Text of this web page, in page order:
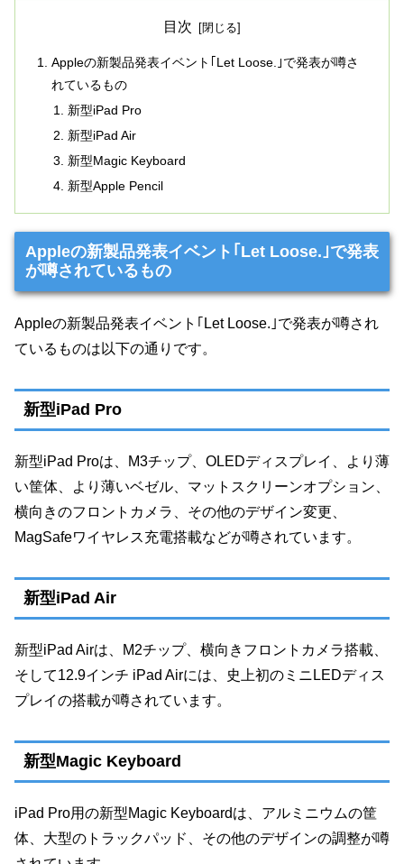
目次
Appleの新製品発表イベント｢Let Loose.｣で発表が噂さ
れているもの
新型iPad Pro
新型iPad Air
新型Magic Keyboard
新型Apple Pencil
Appleの新製品発表イベント｢Let Loose.｣で発表
が噂されているもの
Appleの新製品発表イベント｢Let Loose.｣で発表が噂され
ているものは以下の通りです。
新型iPad Pro
新型iPad Proは、M3チップ、OLEDディスプレイ、より薄
い筐体、より薄いベゼル、マットスクリーンオプション、
横向きのフロントカメラ、その他のデザイン変更、
MagSafeワイヤレス充電搭載などが噂されています。
新型iPad Air
新型iPad Airは、M2チップ、横向きフロントカメラ搭載、
そして12.9インチ iPad Airには、史上初のミニLEDディス
プレイの搭載が噂されています。
新型Magic Keyboard
iPad Pro用の新型Magic Keyboardは、アルミニウムの筐
体、大型のトラックパッド、その他のデザインの調整が噂